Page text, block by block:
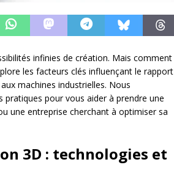
infinies de création. Mais comment
les facteurs clés influençant le rapport
machines industrielles. Nous
pour vous aider à prendre une
une entreprise cherchant à optimiser sa
3D : technologies et